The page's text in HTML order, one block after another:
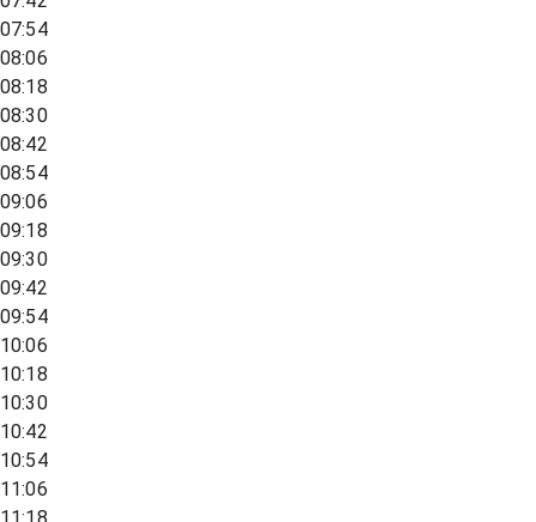
07:54
08:06
08:18
08:30
08:42
08:54
09:06
09:18
09:30
09:42
09:54
10:06
10:18
10:30
10:42
10:54
11:06